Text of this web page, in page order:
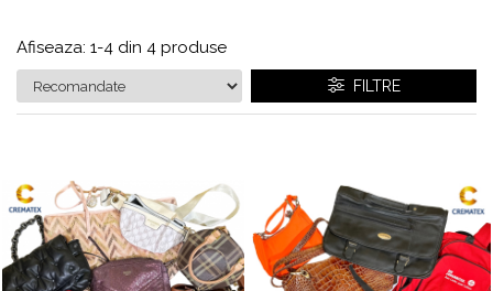
Afiseaza: 1-4 din 4 produse
FILTRE